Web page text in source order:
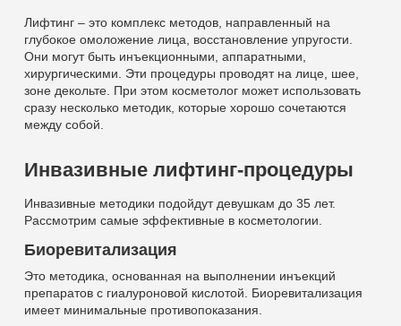
Лифтинг – это комплекс методов, направленный на
глубокое омоложение лица, восстановление упругости.
Они могут быть инъекционными, аппаратными,
хирургическими. Эти процедуры проводят на лице, шее,
зоне декольте. При этом косметолог может использовать
сразу несколько методик, которые хорошо сочетаются
между собой.
Инвазивные лифтинг-процедуры
Инвазивные методики подойдут девушкам до 35 лет.
Рассмотрим самые эффективные в косметологии.
Биоревитализация
Это методика, основанная на выполнении инъекций
препаратов с гиалуроновой кислотой. Биоревитализация
имеет минимальные противопоказания.